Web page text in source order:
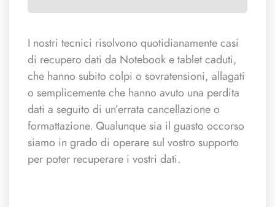
I nostri tecnici risolvono quotidianamente casi
di recupero dati da Notebook e tablet caduti,
che hanno subito colpi o sovratensioni, allagati
o semplicemente che hanno avuto una perdita
dati a seguito di un’errata cancellazione o
formattazione. Qualunque sia il guasto occorso
siamo in grado di operare sul vostro supporto
per poter recuperare i vostri dati.